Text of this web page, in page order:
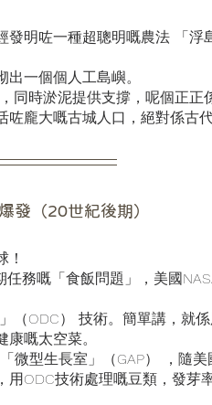
明咗一種超聰明嘅農法 「浮
一個個人工島嶼。
時淤泥提供支撐，呢個正正
龐大嘅古城人口，絕對係古
發（20世紀後期）
！
任務嘅「食飯問題」，美國
（ODC） 技術。簡單講，就
嘅太空菜。
微型生長室」（GAP） ，隨
ODC技術處理嘅豆類，發芽